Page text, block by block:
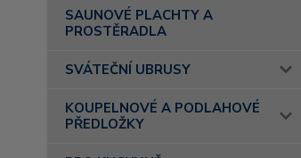
SAUNOVÉ PLACHTY A
PROSTĚRADLA
SVÁTEČNÍ UBRUSY
KOUPELNOVÉ A PODLAHOVÉ
PŘEDLOŽKY